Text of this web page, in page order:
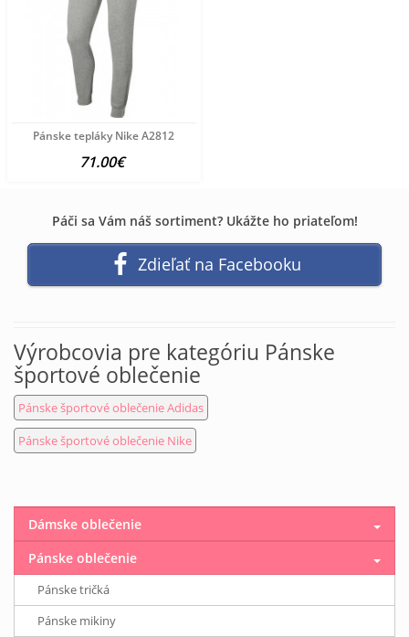
Pánske tepláky Nike A2812
71.00€
Páči sa Vám náš sortiment? Ukážte ho priateľom!
Zdieľať na Facebooku
Výrobcovia pre kategóriu Pánske
športové oblečenie
Pánske športové oblečenie Adidas
Pánske športové oblečenie Nike
Dámske oblečenie
Pánske oblečenie
Pánske tričká
Pánske mikiny